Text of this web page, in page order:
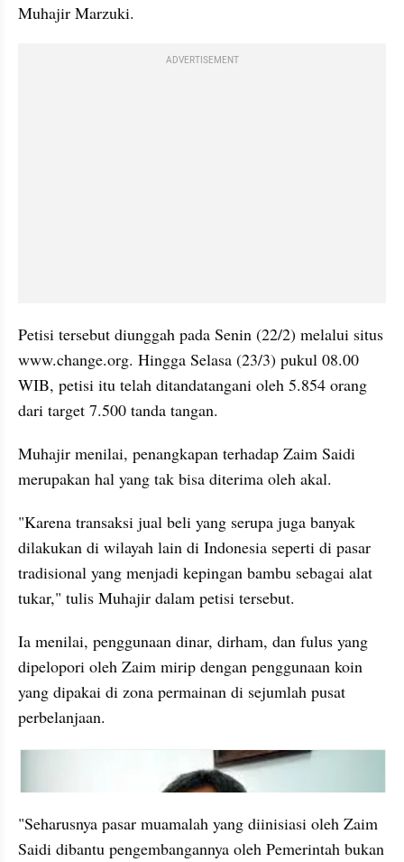
Muhajir Marzuki.
ADVERTISEMENT
Petisi tersebut diunggah pada Senin (22/2) melalui situs
www.change.org. Hingga Selasa (23/3) pukul 08.00
WIB, petisi itu telah ditandatangani oleh 5.854 orang
dari target 7.500 tanda tangan.
Muhajir menilai, penangkapan terhadap Zaim Saidi
merupakan hal yang tak bisa diterima oleh akal.
"Karena transaksi jual beli yang serupa juga banyak
dilakukan di wilayah lain di Indonesia seperti di pasar
tradisional yang menjadi kepingan bambu sebagai alat
tukar," tulis Muhajir dalam petisi tersebut.
Ia menilai, penggunaan dinar, dirham, dan fulus yang
dipelopori oleh Zaim mirip dengan penggunaan koin
yang dipakai di zona permainan di sejumlah pusat
perbelanjaan.
embed from external kumparan
"Seharusnya pasar muamalah yang diinisiasi oleh Zaim
Saidi dibantu pengembangannya oleh Pemerintah bukan